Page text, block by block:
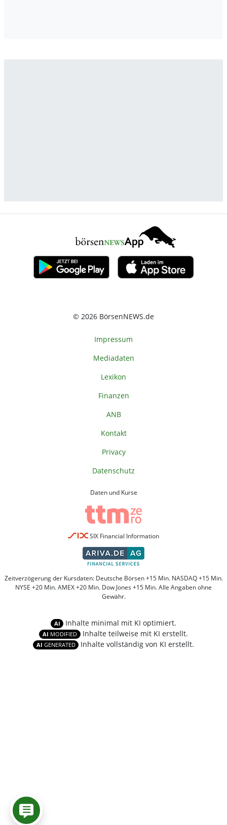
© 2026 BörsenNEWS.de
Impressum
Mediadaten
Lexikon
Finanzen
ANB
Kontakt
Privacy
Datenschutz
Daten und Kurse
SIX Financial Information
Zeitverzögerung der Kursdaten: Deutsche Börsen +15 Min. NASDAQ +15 Min.
NYSE +20 Min. AMEX +20 Min. Dow Jones +15 Min. Alle Angaben ohne
Gewähr.
AI Inhalte minimal mit KI optimiert.
AI MODIFIED Inhalte teilweise mit KI erstellt.
AI GENERATED Inhalte vollständig von KI erstellt.